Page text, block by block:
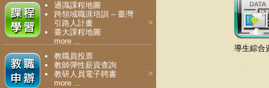
通識課程地圖
跨領域職涯培訓 – 臺灣
引路人計畫
臺大課程地圖
more ...
>
教職員投票
教師彈性薪資查詢
教研人員電子聘書
more ...
>
導生綜合